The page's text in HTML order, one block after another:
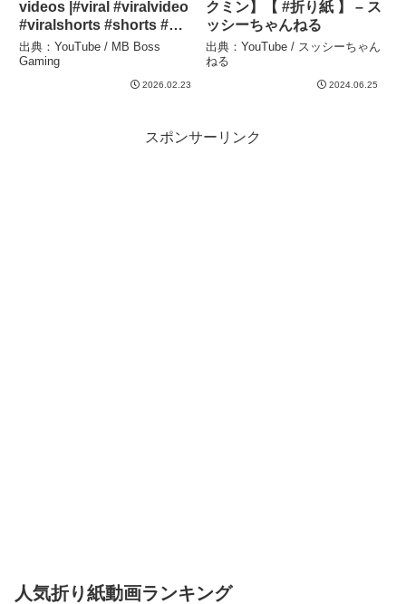
videos |#viral #viralvideo
#viralshorts #shorts #折
り紙ポケモン#shortsfeed
– MB Boss Gaming
出典：YouTube / MB Boss
Gaming
2026.02.23
クミン】【 #折り紙 】 – ス
ッシーちゃんねる
出典：YouTube / スッシーちゃん
ねる
2024.06.25
スポンサーリンク
人気折り紙動画ランキング